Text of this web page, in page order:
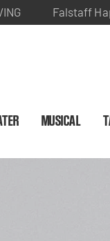
Falstaff
MUSICAL